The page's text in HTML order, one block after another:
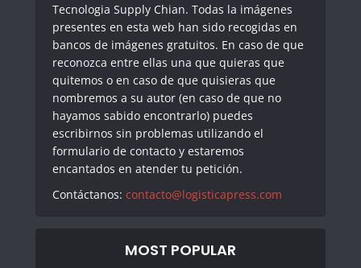
Tecnologia Supply Chian. Todas la imágenes
presentes en esta web han sido recogidas en
bancos de imágenes gratuitos. En caso de que
reconozca entre ellas una que quieras que
quitemos o en caso de que quisieras que
nombremos a su autor (en caso de que no
hayamos sabido encontrarlo) puedes
escribirnos sin problemas utilizando el
formulario de contacto y estaremos
encantados en atender tu petición.
Contáctanos: contacto@logisticapress.com
MOST POPULAR